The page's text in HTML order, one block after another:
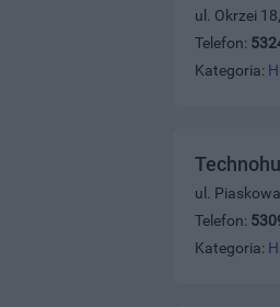
ul. Okrzei
Telefon:
Kategoria:
ul.
Telefon:
Kategoria: